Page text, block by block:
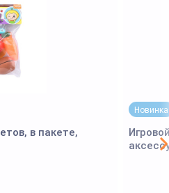
в пакете,
Новинка